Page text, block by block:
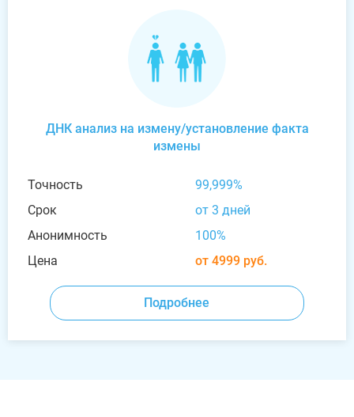
ДНК анализ на измену/установление факта
измены
Точность
99,999%
Срок
от 3 дней
Анонимность
100%
Цена
от 4999 руб.
Подробнее